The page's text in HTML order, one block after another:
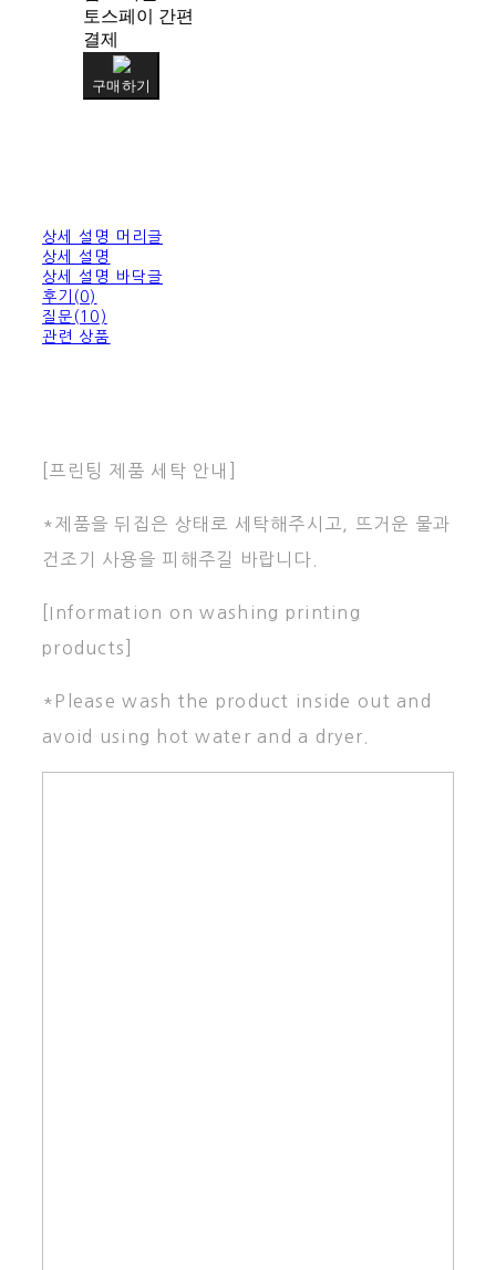
토스페이 간편
결제
구매하기
상세 설명 머리글
상세 설명
상세 설명 바닥글
후기(0)
질문(10)
관련 상품
[프린팅 제품 세탁 안내]
*제품을 뒤집은 상태로 세탁해주시고, 뜨거운 물과
건조기 사용을 피해주길 바랍니다.
[Information on washing printing
products]
*Please wash the product inside out and
avoid using hot water and a dryer.